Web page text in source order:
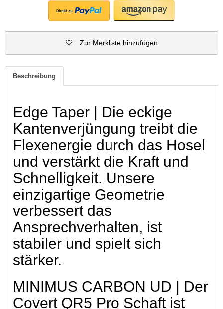
Zur Merkliste hinzufügen
Beschreibung
Edge Taper | Die eckige
Kantenverjüngung treibt die
Flexenergie durch das Hosel
und verstärkt die Kraft und
Schnelligkeit. Unsere
einzigartige Geometrie
verbessert das
Ansprechverhalten, ist
stabiler und spielt sich
stärker.
MINIMUS CARBON UD | Der
Covert QR5 Pro Schaft ist